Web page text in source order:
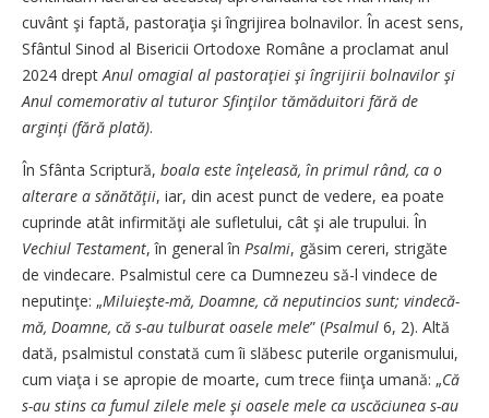
cuvânt şi faptă, pastoraţia şi îngrijirea bolnavilor. În acest sens,
Sfântul Sinod al Bisericii Ortodoxe Române a proclamat anul
2024 dreptAnul omagial al pastoraţiei şi îngrijirii bolnavilor şi
Anul comemorativ al tuturor Sfinţilor tămăduitori fără de
arginţi (fără plată).
În Sfânta Scriptură, boala este înţeleasă, în primul rând, ca o
alterare a sănătăţii, iar, din acest punct de vedere, ea poate
cuprinde atât infirmităţi ale sufletului, cât şi ale trupului. În
Vechiul Testament, în general în Psalmi, găsim cereri, strigăte
de vindecare. Psalmistul cere ca Dumnezeu să-l vindece de
neputinţe: „Miluieşte-mă, Doamne, că neputincios sunt; vindecă-
mă, Doamne, că s-au tulburat oasele mele” (Psalmul 6, 2). Altă
dată, psalmistul constată cum îi slăbesc puterile organismului,
cum viaţa i se apropie de moarte, cum trece fiinţa umană: „Că
s-au stins ca fumul zilele mele şi oasele mele ca uscăciunea s-au